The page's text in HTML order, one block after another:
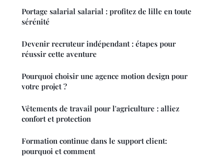
Portage salarial salarial : profitez de lille en toute
sérénité
Devenir recruteur indépendant : étapes pour
réussir cette aventure
Pourquoi choisir une agence motion design pour
votre projet ?
Vêtements de travail pour l'agriculture : alliez
confort et protection
Formation continue dans le support client:
pourquoi et comment